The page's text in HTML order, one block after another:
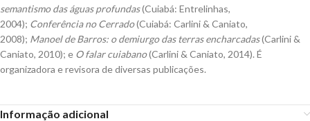
semantismo das águas profundas(Cuiabá: Entrelinhas,
2004); Conferência no Cerrado(Cuiabá: Carlini & Caniato,
2008); Manoel de Barros: o demiurgo das terras encharcadas(Carlini &
Caniato, 2010); e O falar cuiabano(Carlini & Caniato, 2014). É
organizadora e revisora de diversas publicações.
Informação adicional